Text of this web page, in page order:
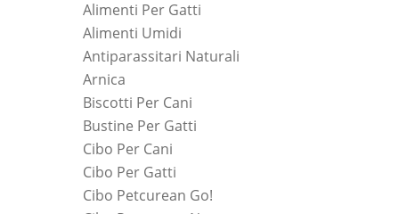
Alimenti Per Gatti
Alimenti Umidi
Antiparassitari Naturali
Arnica
Biscotti Per Cani
Bustine Per Gatti
Cibo Per Cani
Cibo Per Gatti
Cibo Petcurean Go!